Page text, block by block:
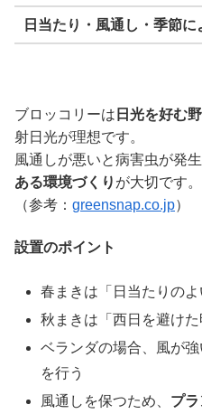
日当たり・風通し・季節
ブロッコリーは 日光を好む
射日光が理想です。
風通しが悪いと病害虫が発
ある環境づくり が大切です。
（参考： greensnap.co.jp）
設置のポイント
春まきは「日当たりの
秋まきは「西日を避け
ベランダの場合、風が
を行う
風通しを保つため、 プ